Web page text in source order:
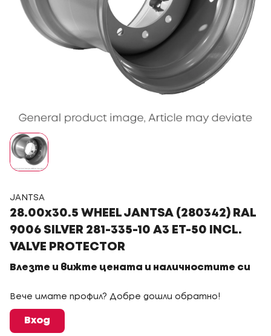
JANTSA
28.00x30.5 WHEEL JANTSA (280342) RAL
9006 SILVER 281-335-10 A3 ET-50 INCL.
VALVE PROTECTOR
Влезте и вижте цената и наличностите си
Вече имате профил? Добре дошли обратно!
Вход